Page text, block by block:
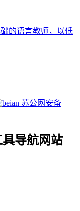
的语言教师，以低
苏公网安备
导航网站